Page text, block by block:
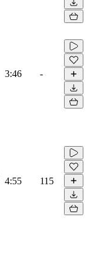
3:46 -
4:55 115